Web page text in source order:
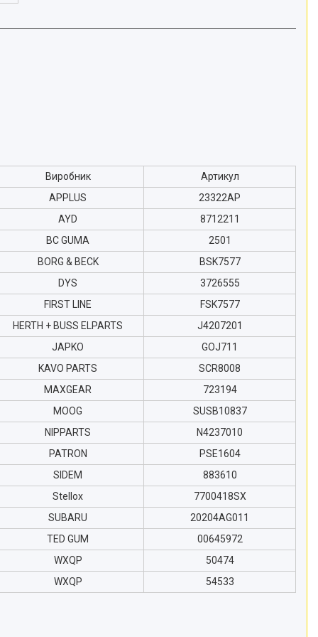
Виробник
Артикул
APPLUS
23322AP
AYD
8712211
BC GUMA
2501
BORG & BECK
BSK7577
DYS
3726555
FIRST LINE
FSK7577
HERTH + BUSS ELPARTS
J4207201
JAPKO
GOJ711
KAVO PARTS
SCR8008
MAXGEAR
723194
MOOG
SUSB10837
NIPPARTS
N4237010
PATRON
PSE1604
SIDEM
883610
Stellox
7700418SX
SUBARU
20204AG011
TED GUM
00645972
WXQP
50474
WXQP
54533